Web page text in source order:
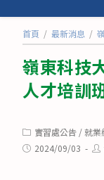
首頁 / 最新消息 /
嶺東科技
人才培訓
Post
category:
實習處公告 /就業
Post2024/09/03